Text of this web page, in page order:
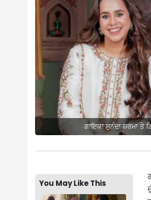
ਗਾਇਕਾ ਸੁਨੰਦਾ ਸ਼ਰਮਾ ਤੇ
You May Like This